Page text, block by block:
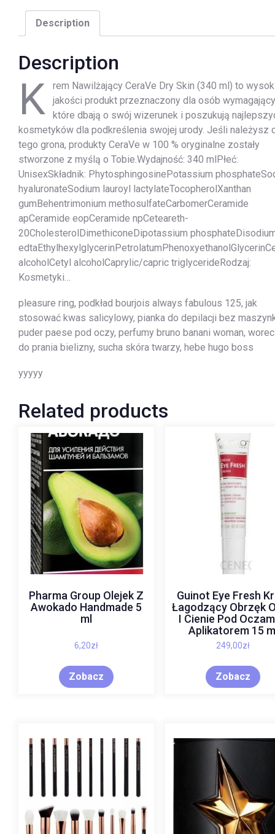
Description
Description
K
rem Nawilżający CeraVe Dry Skin (340 ml) to
jakości produkt przeznaczony dla osób
które dbają o swój wizerunek i poszukują
kosmetyków dla podkreślenia swojej urody. Jeśli należysz
tego grona, produkty CeraVe w 100 % oryginalne zostały
stworzone z myślą o Tobie.Wydajność: 340 mlPłeć:
UnisexSkładnik: PhytosphingosinePotassium
hyaluronateSodium lauroyl lactylateTocopherolXanthan
gumBehentrimonium methosulfateCarbomerCeramide
apCeramide eopCeramide npCeteareth-
20CholesterolDimethiconeDipotassium
alcoholCetyl alcoholCaprylic/capric triglycerideRodzaj:
Kosmetyki…
pleasure ring, podkład bourjois always fabulous 125, jak
stosować kwas salicylowy, pianka do depilacji bez
puder paese pod oczy, perfumy bruno banani woman,
do prania bielizny, sucha skóra twarzy, hebe hugo boss
yyyyy
Related products
Pharma Group Olejek Z
Awokado Handmade 5
ml
6,20zł
Zobacz
Guinot Eye Fresh
Łagodzący Obrzęk
I Cienie Pod
Aplikatorem 15
249,00zł
Zobacz